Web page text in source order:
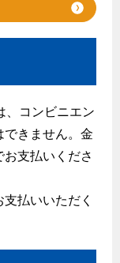
、コンビニエン
できません。金
支払いくださ
払いいただく